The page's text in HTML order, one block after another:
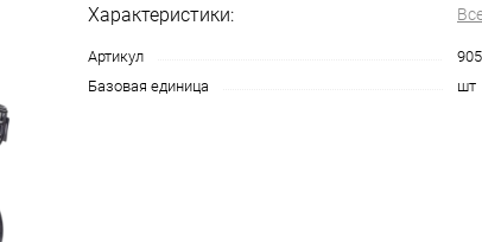
Характеристики:
Артикул
Базовая единица
шт